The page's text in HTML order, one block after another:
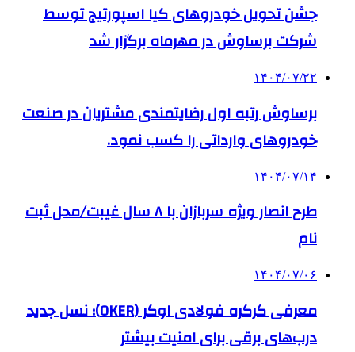
جشن تحویل خودروهای کیا اسپورتیج توسط
شرکت برساوش در مهرماه برگزار شد
۱۴۰۴/۰۷/۲۲
برساوش رتبه اول رضایتمندی مشتریان در صنعت
خودروهای وارداتی را کسب نمود.
۱۴۰۴/۰۷/۱۴
طرح انصار ویژه سربازان با ۸ سال غیبت/محل ثبت
نام
۱۴۰۴/۰۷/۰۶
معرفی کرکره فولادی اوکر (OKER)؛ نسل جدید
درب‌های برقی برای امنیت بیشتر